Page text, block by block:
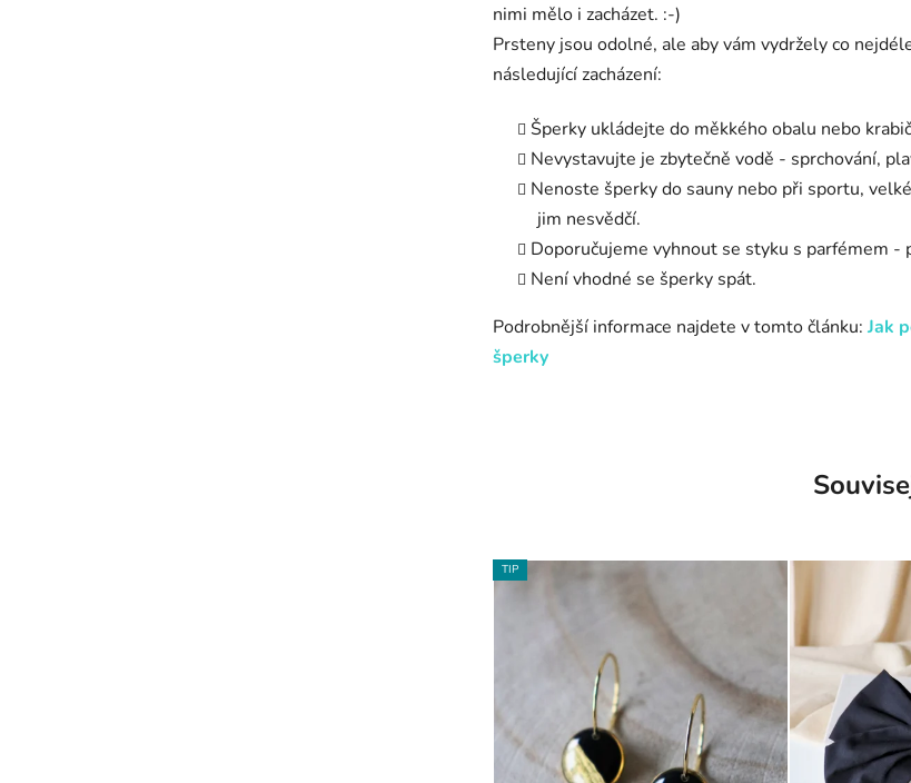
nimi mělo i zacházet. :-)
Prsteny jsou odolné, ale aby vám vydržely co
následující zacházení:
Šperky ukládejte do měkkého obalu nebo
Nevystavujte je zbytečně vodě - sprchování,
Nenoste šperky do sauny nebo při sportu,
jim nesvědčí.
Doporučujeme vyhnout se styku s parfémem -
Není vhodné se šperky spát.
Podrobnější informace najdete v tomto článku: Jak
šperky
TIP